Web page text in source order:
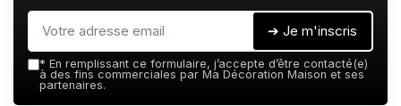
➔ Je m'inscris
* En remplissant ce formulaire, j’accepte d’être contacté(e)
à des fins commerciales par Ma Décoration Maison et ses
partenaires.